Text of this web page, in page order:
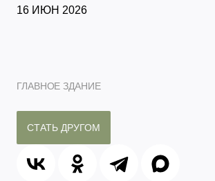
16 ИЮН 2026
ГЛАВНОЕ ЗДАНИЕ
СТАТЬ ДРУГОМ